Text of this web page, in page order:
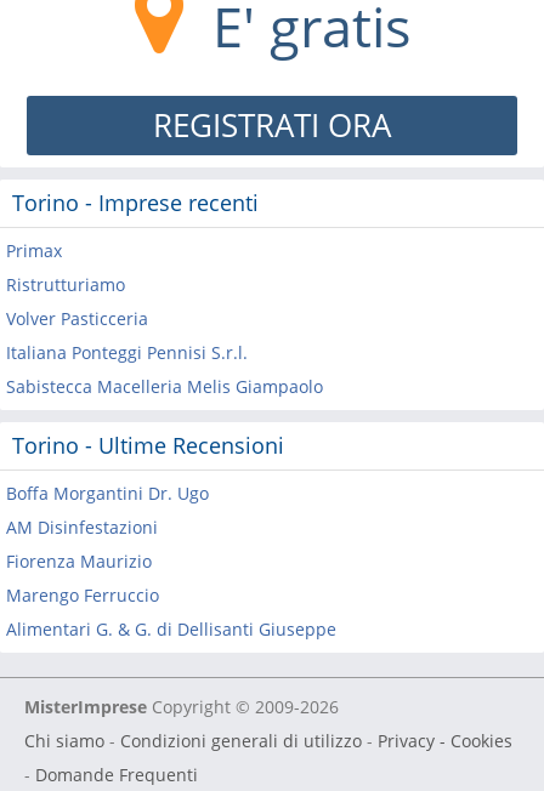
E' gratis
REGISTRATI ORA
Torino - Imprese recenti
Primax
Ristrutturiamo
Volver Pasticceria
Italiana Ponteggi Pennisi S.r.l.
Sabistecca Macelleria Melis Giampaolo
Torino - Ultime Recensioni
Boffa Morgantini Dr. Ugo
AM Disinfestazioni
Fiorenza Maurizio
Marengo Ferruccio
Alimentari G. & G. di Dellisanti Giuseppe
MisterImprese Copyright © 2009-2026
Chi siamo - Condizioni generali di utilizzo - Privacy - Cookies
- Domande Frequenti